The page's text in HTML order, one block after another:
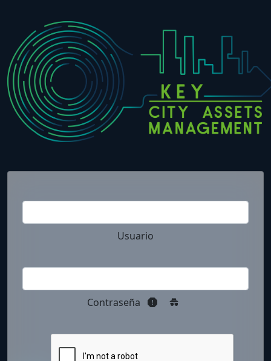
Usuario
Contraseña